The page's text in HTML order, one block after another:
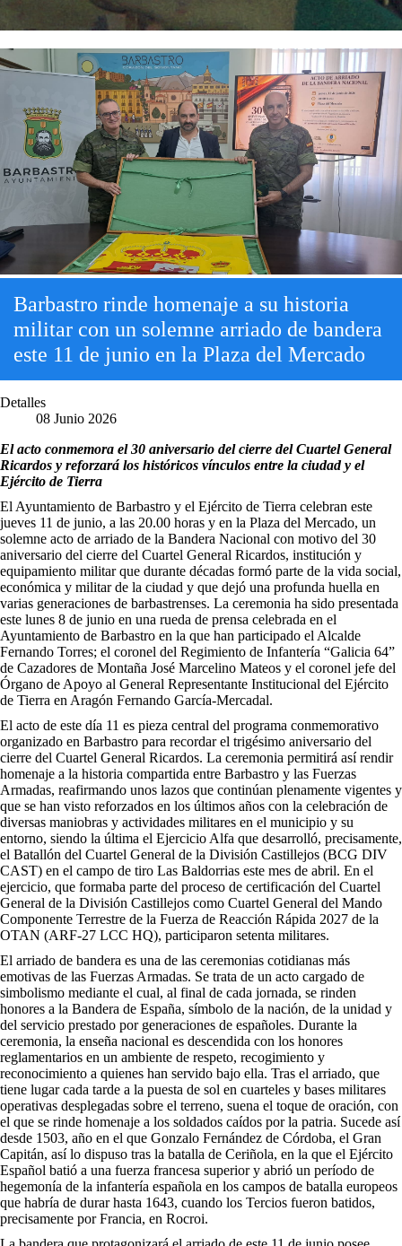
Barbastro rinde homenaje a su historia
militar con un solemne arriado de bandera
este 11 de junio en la Plaza del Mercado
Detalles
08 Junio 2026
El acto conmemora el 30 aniversario del cierre del Cuartel General
Ricardos y reforzará los históricos vínculos entre la ciudad y el
Ejército de Tierra
El Ayuntamiento de Barbastro y el Ejército de Tierra celebran este
jueves 11 de junio, a las 20.00 horas y en la Plaza del Mercado, un
solemne acto de arriado de la Bandera Nacional con motivo del 30
aniversario del cierre del Cuartel General Ricardos, institución y
equipamiento militar que durante décadas formó parte de la vida social,
económica y militar de la ciudad y que dejó una profunda huella en
varias generaciones de barbastrenses. La ceremonia ha sido presentada
este lunes 8 de junio en una rueda de prensa celebrada en el
Ayuntamiento de Barbastro en la que han participado el Alcalde
Fernando Torres; el coronel del Regimiento de Infantería “Galicia 64”
de Cazadores de Montaña José Marcelino Mateos y el coronel jefe del
Órgano de Apoyo al General Representante Institucional del Ejército
de Tierra en Aragón Fernando García-Mercadal.
El acto de este día 11 es pieza central del programa conmemorativo
organizado en Barbastro para recordar el trigésimo aniversario del
cierre del Cuartel General Ricardos. La ceremonia permitirá así rendir
homenaje a la historia compartida entre Barbastro y las Fuerzas
Armadas, reafirmando unos lazos que continúan plenamente vigentes y
que se han visto reforzados en los últimos años con la celebración de
diversas maniobras y actividades militares en el municipio y su
entorno, siendo la última el Ejercicio Alfa que desarrolló, precisamente,
el Batallón del Cuartel General de la División Castillejos (BCG DIV
CAST) en el campo de tiro Las Baldorrias este mes de abril. En el
ejercicio, que formaba parte del proceso de certificación del Cuartel
General de la División Castillejos como Cuartel General del Mando
Componente Terrestre de la Fuerza de Reacción Rápida 2027 de la
OTAN (ARF-27 LCC HQ), participaron setenta militares.
El arriado de bandera es una de las ceremonias cotidianas más
emotivas de las Fuerzas Armadas. Se trata de un acto cargado de
simbolismo mediante el cual, al final de cada jornada, se rinden
honores a la Bandera de España, símbolo de la nación, de la unidad y
del servicio prestado por generaciones de españoles. Durante la
ceremonia, la enseña nacional es descendida con los honores
reglamentarios en un ambiente de respeto, recogimiento y
reconocimiento a quienes han servido bajo ella. Tras el arriado, que
tiene lugar cada tarde a la puesta de sol en cuarteles y bases militares
operativas desplegadas sobre el terreno, suena el toque de oración, con
el que se rinde homenaje a los soldados caídos por la patria. Sucede así
desde 1503, año en el que Gonzalo Fernández de Córdoba, el Gran
Capitán, así lo dispuso tras la batalla de Ceriñola, en la que el Ejército
Español batió a una fuerza francesa superior y abrió un período de
hegemonía de la infantería española en los campos de batalla europeos
que habría de durar hasta 1643, cuando los Tercios fueron batidos,
precisamente por Francia, en Rocroi.